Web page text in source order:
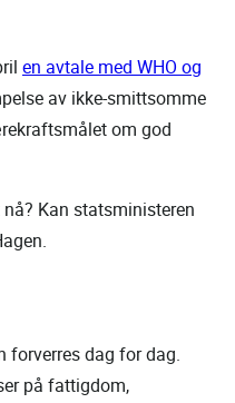
en avtale med WHO og
av ikke-smittsomme
om god
Kan statsministeren
forverres dag for dag.
på fattigdom,